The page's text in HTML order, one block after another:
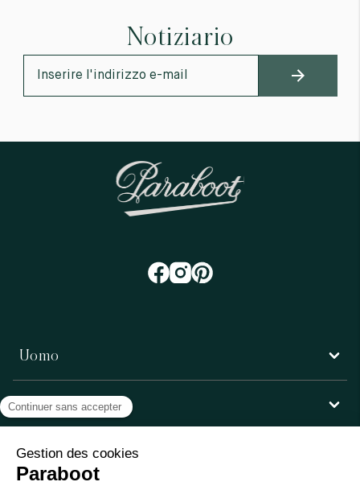
Notiziario
Uomo
Donna
Servizio clienti